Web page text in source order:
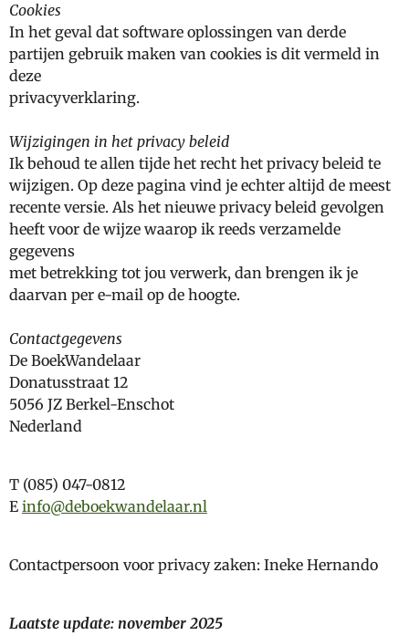
Cookies
In het geval dat software oplossingen van derde
partijen gebruik maken van cookies is dit vermeld in
deze
privacyverklaring.
Wijzigingen in het privacy beleid
Ik behoud te allen tijde het recht het privacy beleid te
wijzigen. Op deze pagina vind je echter altijd de meest
recente versie. Als het nieuwe privacy beleid gevolgen
heeft voor de wijze waarop ik reeds verzamelde
gegevens
met betrekking tot jou verwerk, dan brengen ik je
daarvan per e-mail op de hoogte.
Contactgegevens
De BoekWandelaar
Donatusstraat 12
5056 JZ Berkel-Enschot
Nederland
T (085) 047-0812
E info@deboekwandelaar.nl
Contactpersoon voor privacy zaken: Ineke Hernando
Laatste update: november 2025